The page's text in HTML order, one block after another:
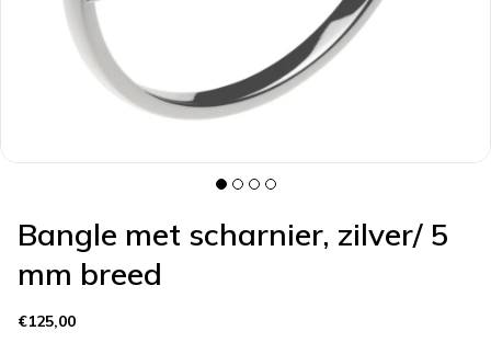
galerieweergave
Bangle met scharnier, zilver/ 5
mm breed
Normale
€125,00